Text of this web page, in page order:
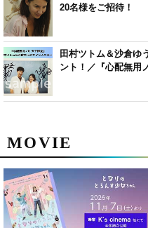
MOVIE
20名様をご招待！
田村ツトム＆沙倉ゆ
ント！／『心配無用